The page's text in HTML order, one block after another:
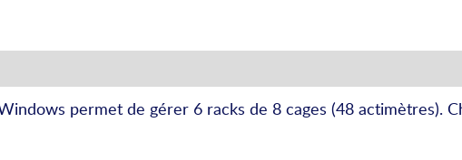
permet de gérer 6 racks de 8 cages (48 actimètres).